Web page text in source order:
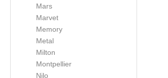
Mars
Marvet
Memory
Metal
Milton
Montpellier
Nilo